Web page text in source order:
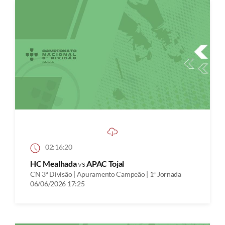
02:16:20
HC MealhadavsAPAC Tojal
CN 3ª Divisão | Apuramento Campeão | 1ª Jornada
06/06/2026 17:25